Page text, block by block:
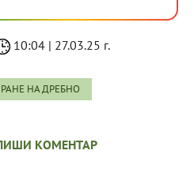
10:04 | 27.03.25 г.
НА ДРЕБНО
КОМЕНТАР